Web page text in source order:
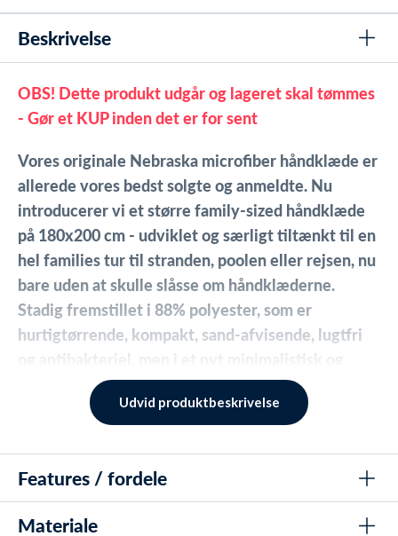
Beskrivelse
OBS! Dette produkt udgår og lageret skal tømmes
- Gør et KUP inden det er for sent
Vores originale Nebraska microfiber håndklæde er
allerede vores bedst solgte og anmeldte. Nu
introducerer vi et større family-sized håndklæde
på 180x200 cm - udviklet og særligt tiltænkt til en
hel families tur til stranden, poolen eller rejsen, nu
bare uden at skulle slåsse om håndklæderne.
Stadig fremstillet i 88% polyester, som er
hurtigtørrende, kompakt, sand-afvisende, lugtfri
og antibakteriel, men i et nyt minimalistisk og
nordisk design, her i farven sort. Kommer i en
tilhørende meshpose, som kan bruges igen og igen.
Over 14.000 vand-elskere overalt i verden nyder
allerede godt af Nebraska Microfiber Towels unikke
egenskaber. De fleste af disse har førhen oplevet
flere ærgerlige oplevelser med typiske håndklæder,
Udvid produktbeskrivelse
Features / fordele
Family-sized håndklæde på 180x200 cm til hele familien
Materiale